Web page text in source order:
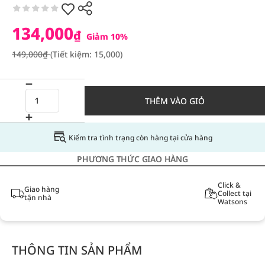
134,000₫ Giảm 10%
149,000₫(Tiết kiệm: 15,000)
THÊM VÀO GIỎ
Kiểm tra tình trạng còn hàng tại cửa hàng
PHƯƠNG THỨC GIAO HÀNG
Giao hàng
tận nhà
Click &
Collect tại
Watsons
THÔNG TIN SẢN PHẨM